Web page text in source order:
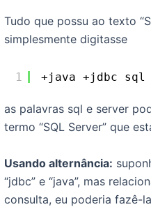
Tudo que possu ao texto
simplesmente digitasse
1 +java +jdbc sql
as palavras sql e server
termo “SQL Server” que
Usando alternância:
“jdbc” e “java”, mas
consulta, eu poderia fazê-